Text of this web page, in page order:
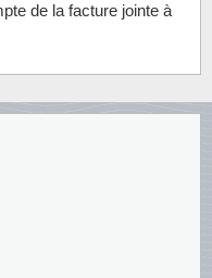
de la facture jointe à
Suisse